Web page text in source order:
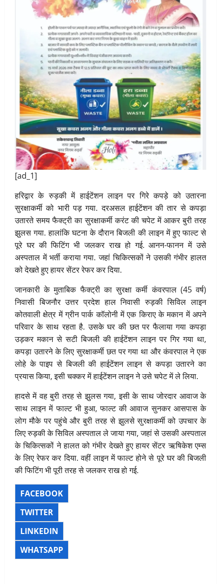
[ad_1]
हरिद्वार के रुड़की में हाईटेंशन लाइन पर गिरे कपड़े को उतारना
सुरक्षाकर्मी को भारी पड़ गया. दरअसल हाईटेंशन की तार से कपड़ा
उतारते समय फैक्ट्री का सुरक्षाकर्मी करंट की चपेट में आकर बुरी तरह
झुलस गया. हालांकि घटना के दौरान बिजली की लाइन में हुए फाल्ट से
पूरे घर की फिटिंग भी जलकर राख हो गई. आनन-फानन में उसे
अस्पताल में भर्ती कराया गया. जहां चिकित्सकों ने उसकी गंभीर हालत
को देखते हुए हायर सेंटर रेफर कर दिया.
जानकारी के मुताबिक फैक्ट्री का सुरक्षा कर्मी कंवरपाल (45 वर्ष)
निवासी बिजनौर उत्तर प्रदेश हाल निवासी रुड़की सिविल लाइन
कोतवाली क्षेत्र में ग्रीन पार्क कॉलोनी में एक किराए के मकान में अपने
परिवार के साथ रहता है. उसके घर की छत पर फैलाया गया कपड़ा
उड़कर मकान से सटी बिजली की हाईटेंशन लाइन पर गिर गया था,
कपड़ा उतारने के लिए सुरक्षाकर्मी छत पर गया था और कंवरपाल ने एक
लोहे के पाइप से बिजली की हाईटेंशन लाइन से कपड़ा उतारने का
प्रयास किया, इसी चक्कर में हाईटेंशन लाइन ने उसे चपेट में ले लिया.
हादसे में वह बुरी तरह से झुलस गया, इसी के साथ जोरदार आवाज के
साथ लाइन में फाल्ट भी हुआ, फाल्ट की आवाज सुनकर आसपास के
लोग मौके पर पहुंचे और बुरी तरह से झुलसे सुरक्षाकर्मी को उपचार के
लिए रुड़की के सिविल अस्पताल ले जाया गया, जहां से उसकी अस्पताल
के चिकित्सकों ने हालत को गंभीर देखते हुए हायर सेंटर ऋषिकेश एम्स
के लिए रेफर कर दिया. वहीं लाइन में फाल्ट होने से पूरे घर की बिजली
की फिटिंग भी पूरी तरह से जलकर राख हो गई.
FACEBOOK
TWITTER
LINKEDIN
WHATSAPP